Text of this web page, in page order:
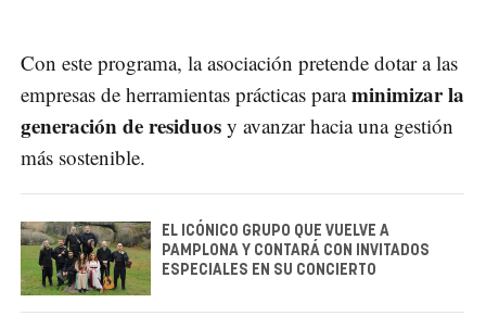
Con este programa, la asociación pretende dotar a las
empresas de herramientas prácticas paraminimizar la
generación de residuos y avanzar hacia una gestión
más sostenible.
EL ICÓNICO GRUPO QUE VUELVE A
PAMPLONA Y CONTARÁ CON INVITADOS
ESPECIALES EN SU CONCIERTO